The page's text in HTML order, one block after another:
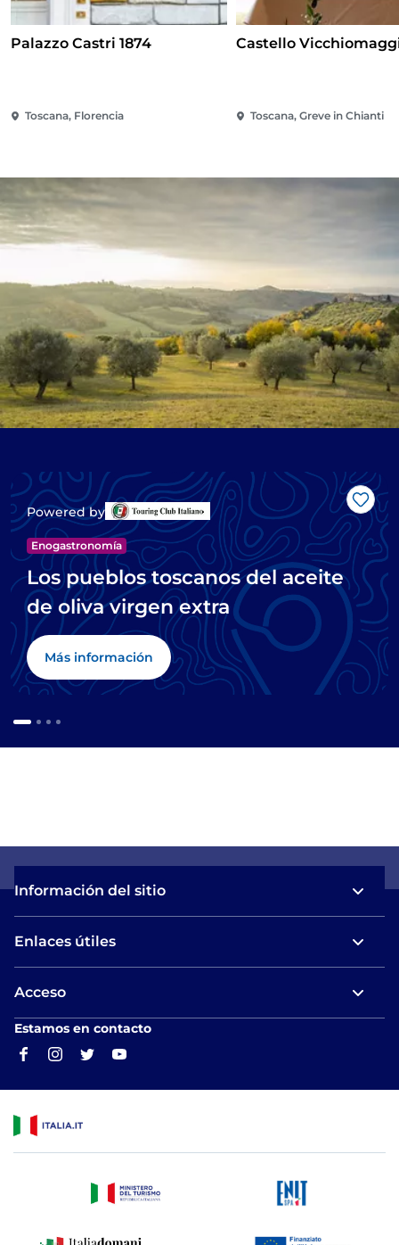
Palazzo Castri 1874
Toscana, Florencia
Castello
Toscana, Greve in Chianti
Me
Powered by
Enogastronomía
Los pueblos toscanos del aceite
de oliva virgen extra
Más información
Información del sitio
Enlaces útiles
Acceso
Estamos en contacto